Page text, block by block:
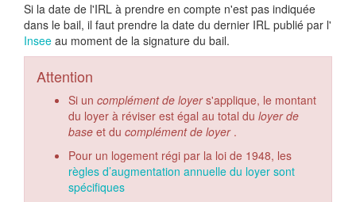
Si la date de l'IRL à prendre en compte n'est pas indiquée
dans le bail, il faut prendre la date du dernier IRL publié par l'
Insee au moment de la signature du bail.
Attention
Si un complément de loyer s'applique, le montant
du loyer à réviser est égal au total du loyer de
base et du complément de loyer .
Pour un logement régi par la loi de 1948, les
règles d’augmentation annuelle du loyer sont
spécifiques